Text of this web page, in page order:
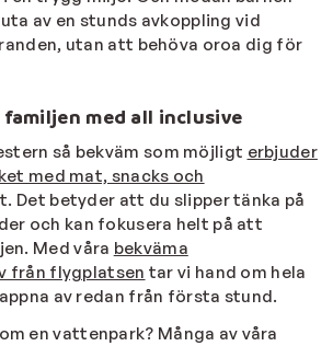
av en stunds avkoppling vid
utan att behöva oroa dig för
med all inclusive
så bekväm som möjligt erbjuder
med mat, snacks och
Det betyder att du slipper tänka på
och kan fokusera helt på att
Med våra bekväma
från flygplatsen tar vi hand om hela
av redan från första stund.
en vattenpark? Många av våra